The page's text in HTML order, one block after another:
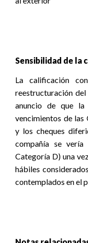
Sensibilidad de la
La calificación
reestructuración
anuncio de que
vencimientos de
y los cheques
compañía se
Categoría D) una
hábiles
contemplados en el